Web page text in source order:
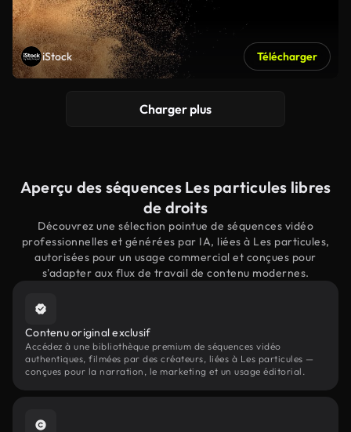
iStock Télécharger
Charger plus
Aperçu des séquences Les particules libres
de droits
Découvrez une sélection pointue de séquences vidéo
professionnelles et générées par IA, liées à Les particules,
autorisées pour un usage commercial et conçues pour
s'adapter aux flux de travail de contenu modernes.
Contenu original exclusif
Accédez à une bibliothèque premium de séquences vidéo
authentiques, filmées par des créateurs, liées à Les particules —
conçues pour la narration, le marketing et un usage éditorial.